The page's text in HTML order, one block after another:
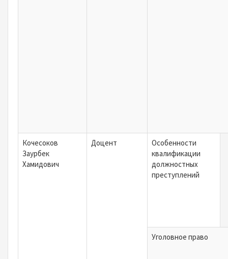
Кочесоков
Заурбек
Хамидович
Доцент
Особенности
квалификации
должностных
преступлений
Уголовное право